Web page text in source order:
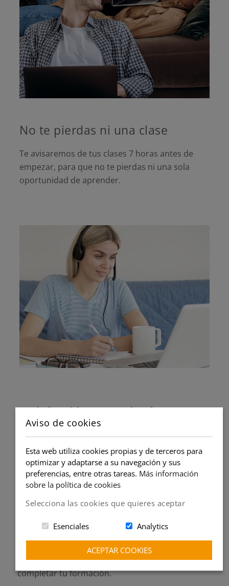
No te pierdas ni una clase
Te avisaremos de tus clases 7 horas antes de
empezar, para que no te pierdas ni una sola
oportunidad de aprender.
Satisfacción garantizada:
100% segura: si la clase no se imparte, no pagas
Pago seguro a través de PayPal.
Recarga cuando quieras y recupera el dinero en
cualquier momento.
Regístrate gratis y navega por la web sin pagar
Encuentra las clases que necesites para
completar tu formación.
Aviso de cookies
Esta web utiliza cookies propias y de terceros para
optimizar y adaptarse a su navegación y sus
preferencias, entre otras tareas. Más información
sobre la política de cookies
Selecciona las cookies que quieres aceptar
Esenciales Analytics
ACEPTAR COOKIES